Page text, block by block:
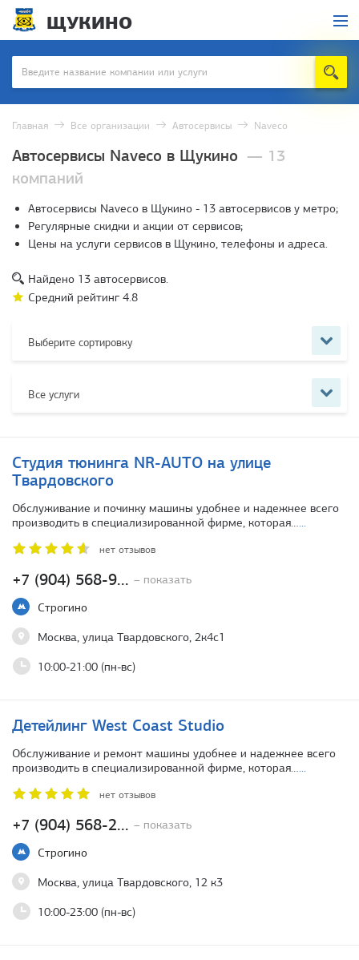
ЩУКИНО
Главная Все организации Автосервисы Naveco
Автосервисы Naveco в Щукино — 13
компаний
Автосервисы Naveco в Щукино - 13 автосервисов у метро;
Регулярные скидки и акции от сервисов;
Цены на услуги сервисов в Щукино, телефоны и адреса.
Найдено 13 автосервисов.
Средний рейтинг 4.8
Выберите сортировку
Все услуги
Студия тюнинга NR-AUTO на улице
Твардовского
+7 (904) 568-9... – показать
Строгино
Москва, улица Твардовского, 2к4с1
10:00-21:00 (пн-вс)
Обслуживание и починку машины удобнее и надежнее всего
производить в специализированной фирме, которая…...
нет отзывов
Детейлинг West Coast Studio
+7 (904) 568-2... – показать
Строгино
Москва, улица Твардовского, 12 к3
10:00-23:00 (пн-вс)
Обслуживание и ремонт машины удобнее и надежнее всего
производить в специализированной фирме, которая…...
нет отзывов